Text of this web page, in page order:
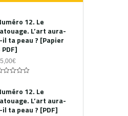
12. Le
L’art aura-
ta peau ? [Papier
PDF]
€
12. Le
L’art aura-
ta peau ? [PDF]